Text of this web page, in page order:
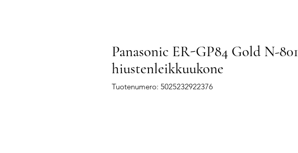
Panasonic ER-GP84 Gold N-801
hiustenleikkuukone
Tuotenumero: 5025232922376